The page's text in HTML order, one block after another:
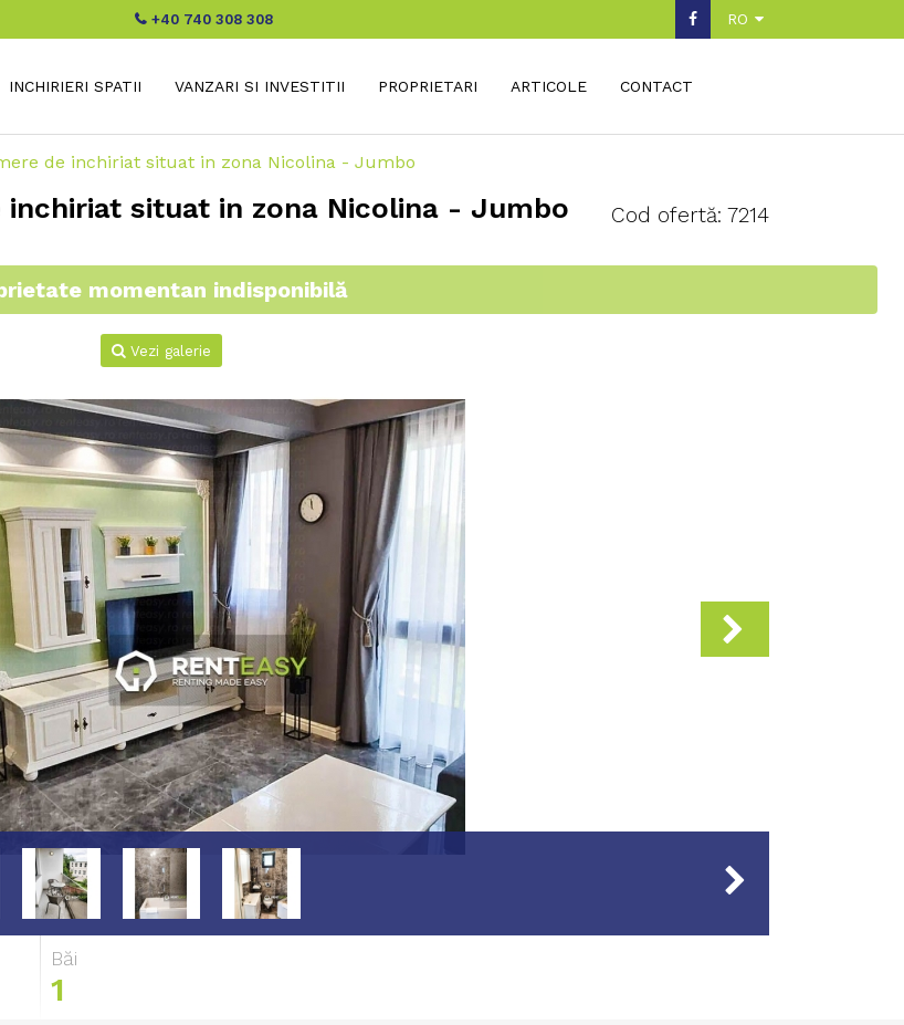
+40 740 308 308 RO
INCHIRIERI SPATII VANZARI SI INVESTITII PROPRIETARI ARTICOLE CONTACT
de inchiriat situat in zona Nicolina - Jumbo
situat in zona Nicolina - Jumbo Cod ofertă: 7214
momentan indisponibilă
Vezi galerie
Băi
1